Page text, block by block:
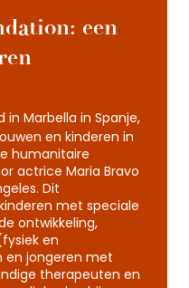
een
in Marbella in Spanje,
en kinderen in
humanitaire
actrice Maria Bravo
Dit
met speciale
ontwikkeling,
en
en jongeren met
therapeuten en